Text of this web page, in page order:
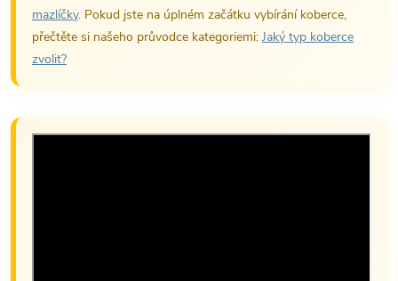
mazlíčky. Pokud jste na úplném začátku vybírání koberce,
přečtěte si našeho průvodce kategoriemi: Jaký typ koberce
zvolit?